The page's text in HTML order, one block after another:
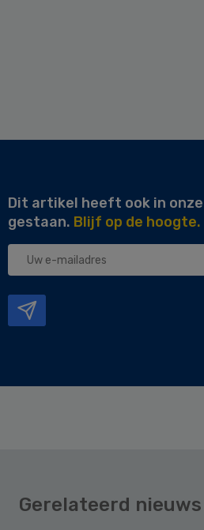
Dit artikel heeft ook in
gestaan. Blijf op de hoogte.
Uw
Gerelateerd nieuws